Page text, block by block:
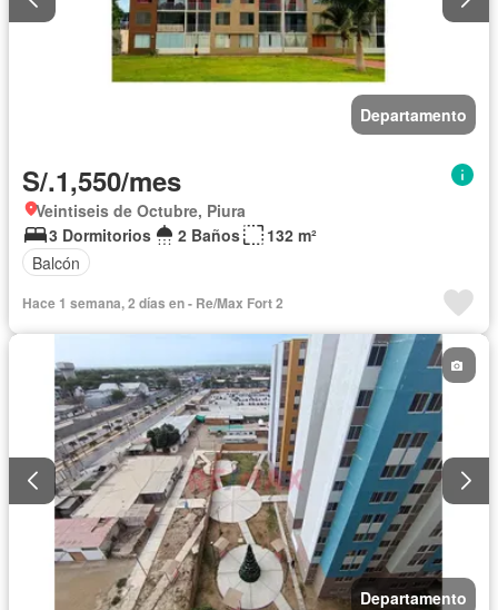
Departamento
S/.1,550/mes
Veintiseis de Octubre, Piura
3 Dormitorios
2 Baños
132 m²
Balcón
Hace 1 semana, 2 días en - Re/Max Fort 2
Departamento